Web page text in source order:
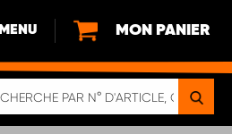
MENU MON PANIER